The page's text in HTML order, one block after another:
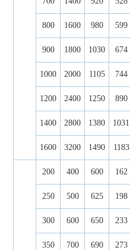
800 1600 980 599
900 1800 1030 674
1000 2000 1105 744
1200 2400 1250 890
1400 2800 1380 1031
1600 3200 1490 1183
200 400 600 162
250 500 625 198
300 600 650 233
350 700 690 273